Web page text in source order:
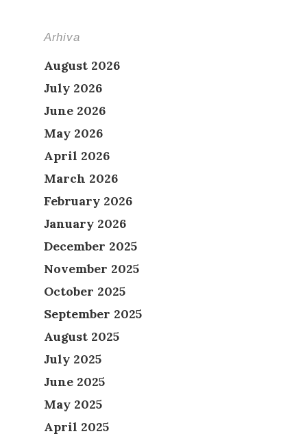
Arhiva
August 2026
July 2026
June 2026
May 2026
April 2026
March 2026
February 2026
January 2026
December 2025
November 2025
October 2025
September 2025
August 2025
July 2025
June 2025
May 2025
April 2025